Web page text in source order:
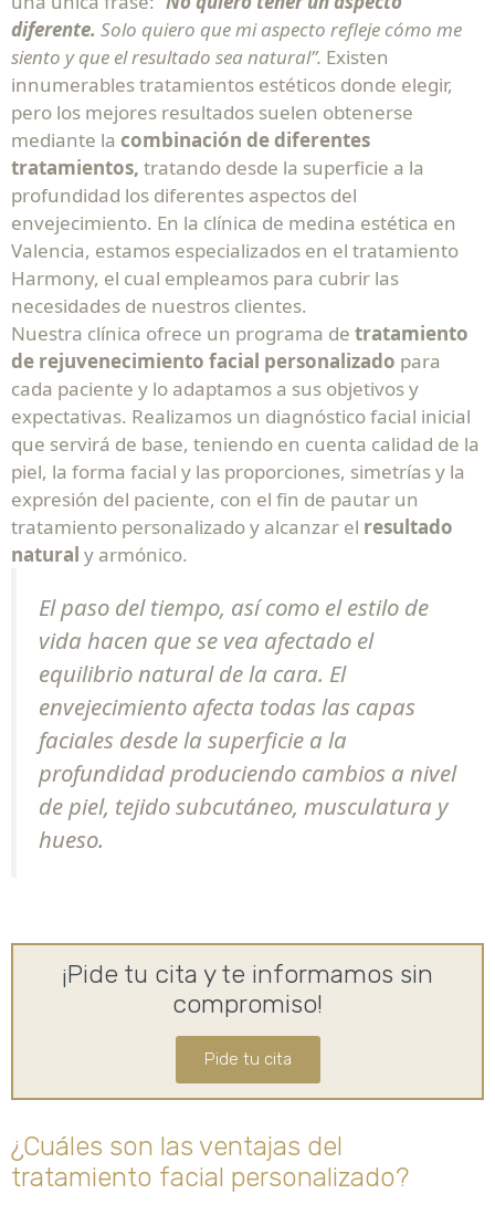
diferente. Solo quiero que mi aspecto refleje cómo me
siento y que el resultado sea natural”. Existen
innumerables tratamientos estéticos donde elegir,
pero los mejores resultados suelen obtenerse
mediante la combinación de diferentes
tratamientos, tratando desde la superficie a la
profundidad los diferentes aspectos del
envejecimiento. En la clínica de medina estética en
Valencia, estamos especializados en el tratamiento
Harmony, el cual empleamos para cubrir las
necesidades de nuestros clientes.
Nuestra clínica ofrece un programa de tratamiento
de rejuvenecimiento facial personalizado para
cada paciente y lo adaptamos a sus objetivos y
expectativas. Realizamos un diagnóstico facial inicial
que servirá de base, teniendo en cuenta calidad de la
piel, la forma facial y las proporciones, simetrías y la
expresión del paciente, con el fin de pautar un
tratamiento personalizado y alcanzar el resultado
natural y armónico.
El paso del tiempo, así como el estilo de
vida hacen que se vea afectado el
equilibrio natural de la cara. El
envejecimiento afecta todas las capas
faciales desde la superficie a la
profundidad produciendo cambios a nivel
de piel, tejido subcutáneo, musculatura y
hueso.
¡Pide tu cita y te informamos sin
compromiso!
Pide tu cita
¿Cuáles son las ventajas del
tratamiento facial personalizado?